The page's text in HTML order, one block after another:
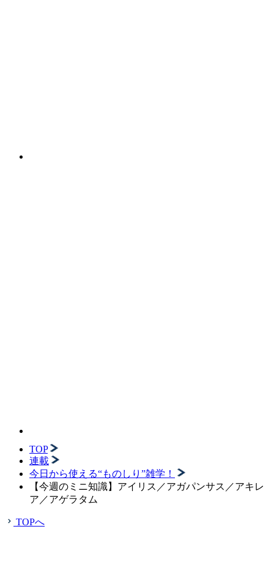
TOP
連載
今日から使える“ものしり”雑学！
【今週のミニ知識】アイリス／アガパンサス／アキレ
ア／アゲラタム
TOPへ